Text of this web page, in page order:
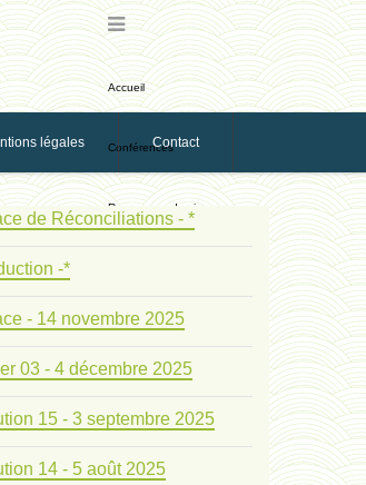
légales Contact
Accueil
Conférences
Ressources de vie
Ethologie Evolutive
de Réconciliations - *
-*
- 14 novembre 2025
03 - 4 décembre 2025
15 - 3 septembre 2025
14 - 5 août 2025